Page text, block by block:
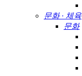
문화 · 체육
문화